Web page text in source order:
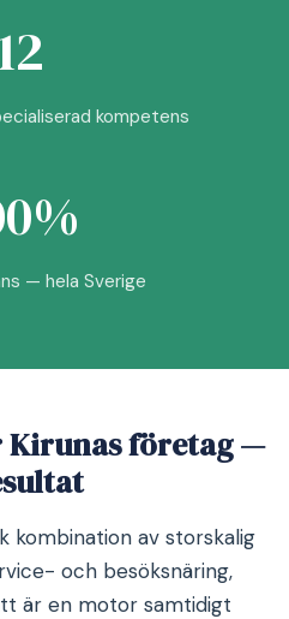
kompetens
— hela Sverige
Kirunas företag —
kombination av storskalig
och besöksnäring,
är en motor samtidigt